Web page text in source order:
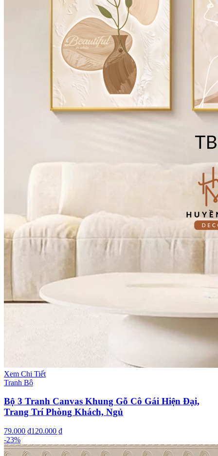
Xem Chi Tiết
Tranh Bộ
Bộ 3 Tranh Canvas Khung Gỗ Cô Gái Hiện Đại,
Trang Trí Phòng Khách, Ngủ
79.000 ₫120.000 ₫
-23%